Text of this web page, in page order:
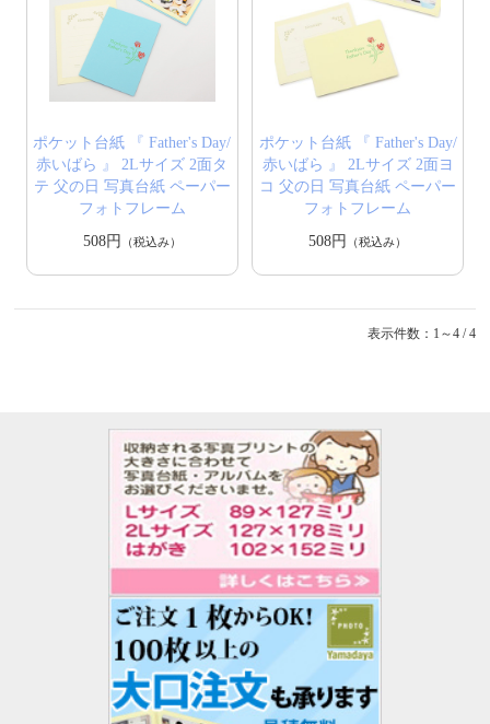
ポケット台紙 『 Father's Day/
赤いばら 』 2Lサイズ 2面タ
テ 父の日 写真台紙 ペーパー
フォトフレーム
508円
（税込み）
ポケット台紙 『 Father's Day/
赤いばら 』 2Lサイズ 2面ヨ
コ 父の日 写真台紙 ペーパー
フォトフレーム
508円
（税込み）
表示件数：1～4 / 4